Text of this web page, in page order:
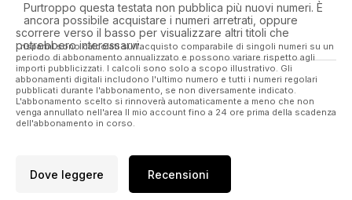
Purtroppo questa testata non pubblica più nuovi numeri. È
ancora possibile acquistare i numeri arretrati, oppure
scorrere verso il basso per visualizzare altri titoli che
potrebbero interessarvi.
I risparmi sono calcolati sull'acquisto comparabile di singoli numeri su un
periodo di abbonamento annualizzato e possono variare rispetto agli
importi pubblicizzati. I calcoli sono solo a scopo illustrativo. Gli
abbonamenti digitali includono l'ultimo numero e tutti i numeri regolari
pubblicati durante l'abbonamento, se non diversamente indicato.
L'abbonamento scelto si rinnoverà automaticamente a meno che non
venga annullato nell'area Il mio account fino a 24 ore prima della scadenza
dell'abbonamento in corso.
Dove leggere Recensioni